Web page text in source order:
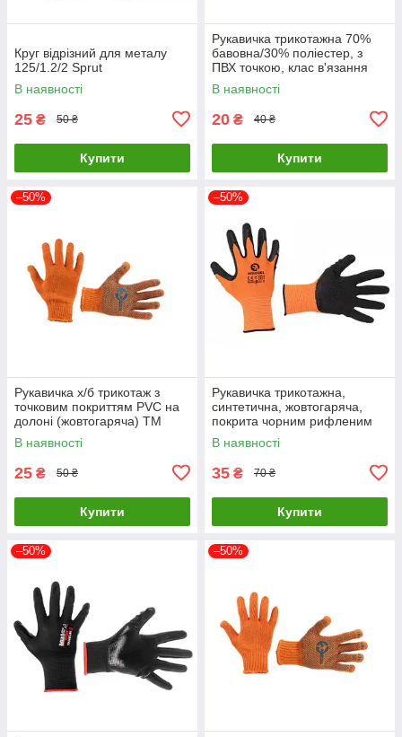
Круг відрізний для металу
125/1.2/2 Sprut
В наявності
25 ₴ 50 ₴
Купити
Рукавичка трикотажна 70%
бавовна/30% поліестер, з
ПВХ точкою, клас в'язання
10, колір чорний ТМ
"ІНТЕРТУЛ"
В наявності
20 ₴ 40 ₴
Купити
–50%
Рукавичка х/б трикотаж з
точковим покриттям PVC на
долоні (жовтогаряча) ТМ
"ІНТЕРТУЛ" SP-0131
В наявності
25 ₴ 50 ₴
Купити
–50%
Рукавичка трикотажна,
синтетична, жовтогаряча,
покрита чорним рифленим
латексом, 10" ТМ "ІНТЕРТУЛ"
В наявності
35 ₴ 70 ₴
Купити
–50% –50%